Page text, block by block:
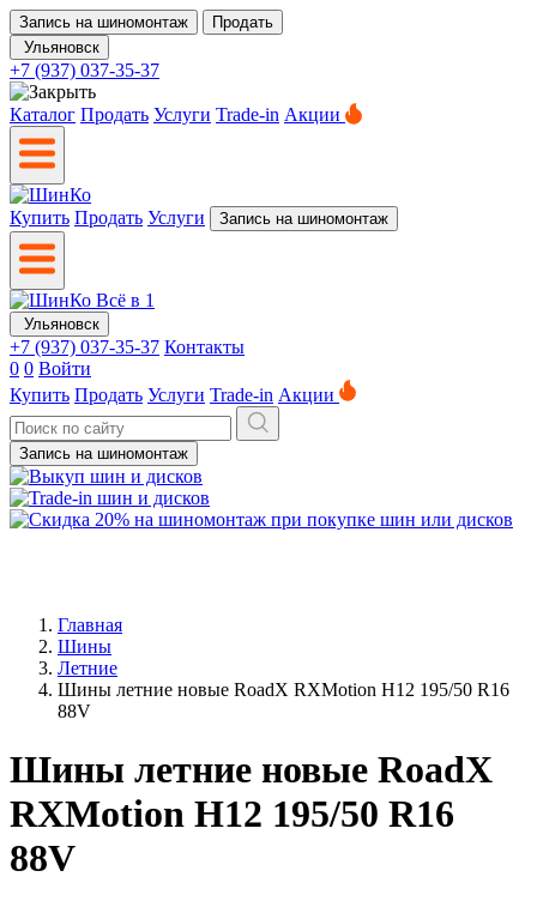
Запись на шиномонтаж
Продать
Ульяновск
+7 (937) 037-35-37
Каталог Продать Услуги Trade-in Акции
Купить Продать Услуги Запись на шиномонтаж
Ульяновск
+7 (937) 037-35-37 Контакты
0 0 Войти
Купить Продать Услуги Trade-in Акции
Запись на шиномонтаж
Главная
Шины
Летние
Шины летние новые RoadX RXMotion H12 195/50 R16
88V
Шины летние новые RoadX
RXMotion H12 195/50 R16
88V